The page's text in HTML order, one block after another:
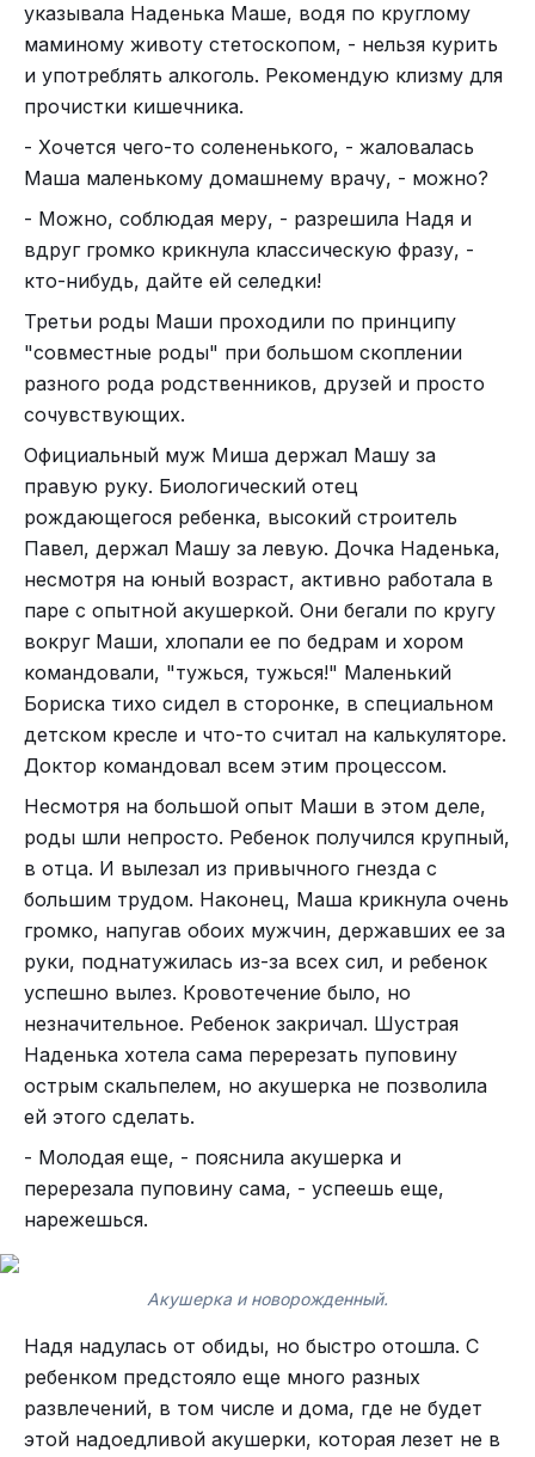
указывала Наденька Маше, водя по круглому
маминому животу стетоскопом, - нельзя курить
и употреблять алкоголь. Рекомендую клизму для
прочистки кишечника.
- Хочется чего-то солененького, - жаловалась
Маша маленькому домашнему врачу, - можно?
- Можно, соблюдая меру, - разрешила Надя и
вдруг громко крикнула классическую фразу, -
кто-нибудь, дайте ей селедки!
Третьи роды Маши проходили по принципу
"совместные роды" при большом скоплении
разного рода родственников, друзей и просто
сочувствующих.
Официальный муж Миша держал Машу за
правую руку. Биологический отец
рождающегося ребенка, высокий строитель
Павел, держал Машу за левую. Дочка Наденька,
несмотря на юный возраст, активно работала в
паре с опытной акушеркой. Они бегали по кругу
вокруг Маши, хлопали ее по бедрам и хором
командовали, "тужься, тужься!" Маленький
Бориска тихо сидел в сторонке, в специальном
детском кресле и что-то считал на калькуляторе.
Доктор командовал всем этим процессом.
Несмотря на большой опыт Маши в этом деле,
роды шли непросто. Ребенок получился крупный,
в отца. И вылезал из привычного гнезда с
большим трудом. Наконец, Маша крикнула очень
громко, напугав обоих мужчин, державших ее за
руки, поднатужилась из-за всех сил, и ребенок
успешно вылез. Кровотечение было, но
незначительное. Ребенок закричал. Шустрая
Наденька хотела сама перерезать пуповину
острым скальпелем, но акушерка не позволила
ей этого сделать.
- Молодая еще, - пояснила акушерка и
перерезала пуповину сама, - успеешь еще,
нарежешься.
Акушерка и новорожденный.
Надя надулась от обиды, но быстро отошла. С
ребенком предстояло еще много разных
развлечений, в том числе и дома, где не будет
этой надоедливой акушерки, которая лезет не в